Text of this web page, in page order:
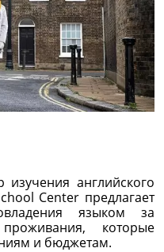
английского
Center предлагает
языком за
которые
и бюджетам.